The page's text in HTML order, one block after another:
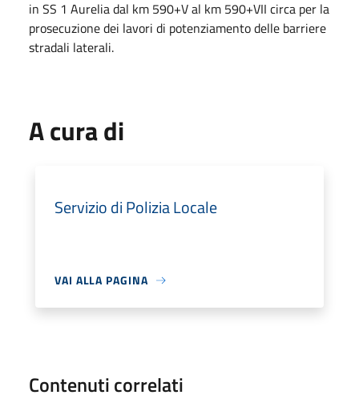
in SS 1 Aurelia dal km 590+V al km 590+VII circa per la
prosecuzione dei lavori di potenziamento delle barriere
stradali laterali.
A cura di
Servizio di Polizia Locale
VAI ALLA PAGINA
Contenuti correlati